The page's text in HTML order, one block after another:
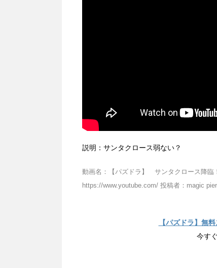
説明：サンタクロース弱ない？
動画名：【パズドラ】 サンタクロース降臨
https://www.youtube.com/ 投稿者：magic
【パズドラ】無
今す